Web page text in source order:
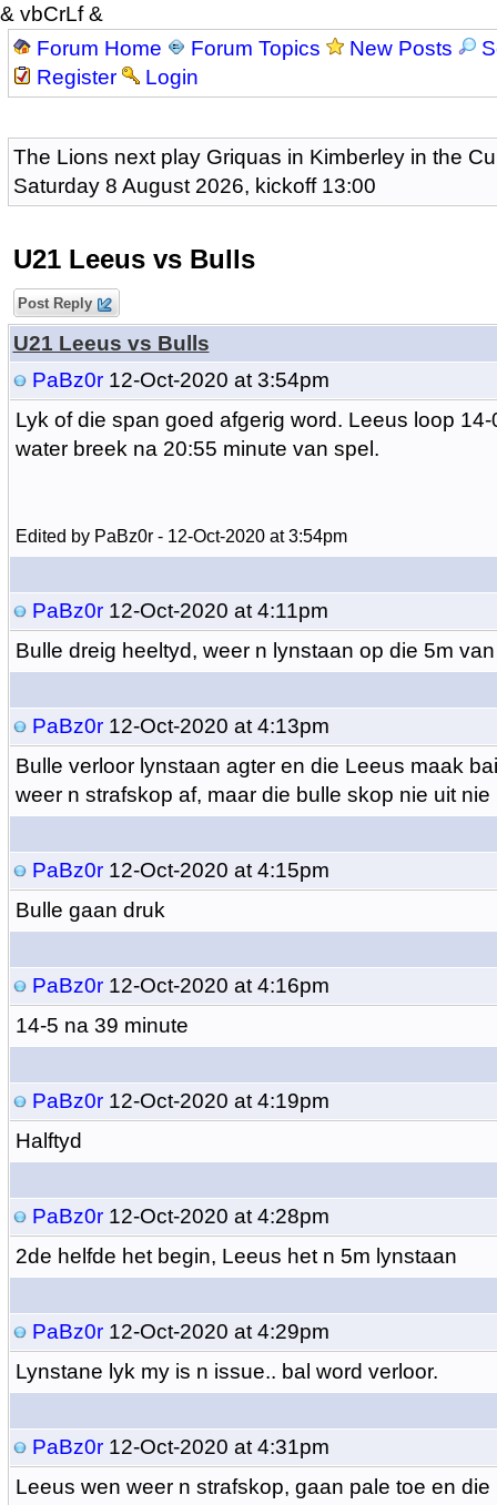
& vbCrLf &
Forum Home
Forum Topics New Posts
Register
Login
The Lions next play Griquas in Kimberley in the
Saturday 8 August 2026, kickoff 13:00
U21 Leeus vs Bulls
Post Reply
U21 Leeus vs Bulls
PaBz0r12-Oct-2020 at 3:54pm
Lyk of die span goed afgerig word. Leeus loop
water breek na 20:55 minute van spel.
Edited by PaBz0r - 12-Oct-2020 at 3:54pm
PaBz0r12-Oct-2020 at 4:11pm
Bulle dreig heeltyd, weer n lynstaan op die 5m
PaBz0r12-Oct-2020 at 4:13pm
Bulle verloor lynstaan agter en die Leeus maak
weer n strafskop af, maar die bulle skop nie uit nie
PaBz0r12-Oct-2020 at 4:15pm
Bulle gaan druk
PaBz0r12-Oct-2020 at 4:16pm
14-5 na 39 minute
PaBz0r12-Oct-2020 at 4:19pm
Halftyd
PaBz0r12-Oct-2020 at 4:28pm
2de helfde het begin, Leeus het n 5m lynstaan
PaBz0r12-Oct-2020 at 4:29pm
Lynstane lyk my is n issue.. bal word verloor.
PaBz0r12-Oct-2020 at 4:31pm
Leeus wen weer n strafskop, gaan pale toe en die